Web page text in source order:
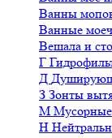
Ванны
Ванные
Вешала и
Г
Д
З Зонты
М Мусорные
Н